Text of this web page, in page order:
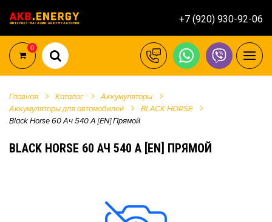
+7 (920) 930-92-06
0
Главная Каталог
Аккумуляторы
Аккумуляторы для автомобилей
BLACK HORSE
Black Horse 60 Ач 540 А [EN] Прямой
BLACK HORSE 60 АЧ 540 А [EN] ПРЯМОЙ